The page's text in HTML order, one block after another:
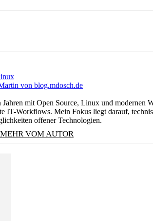
von blog.mdosch.de
mit Open Source, Linux und
IT-Workflows. Mein Fokus liegt darauf,
offener Technologien.
MEHR VOM AUTOR